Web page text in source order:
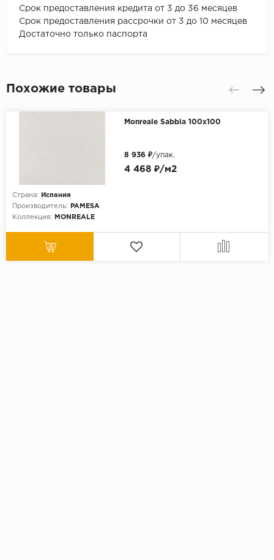
Срок предоставления кредита от 3 до 36 месяцев
Срок предоставления рассрочки от 3 до 10 месяцев
Достаточно только паспорта
Похожие товары
Monreale Sabbia 100x100
Страна:
Испания
Производитель:
PAMESA
Коллекция:
MONREALE
4 468 ₽/м2
8 936 ₽/упак.